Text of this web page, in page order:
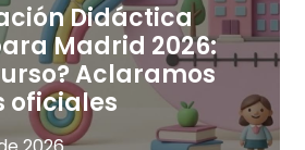
Didáctica
Madrid 2026:
Aclaramos
oficiales